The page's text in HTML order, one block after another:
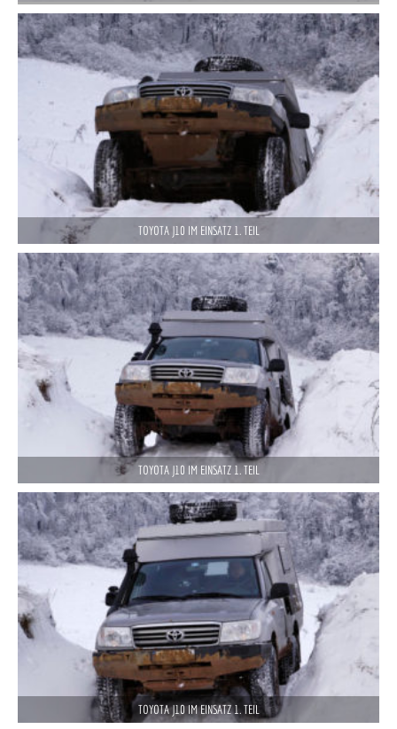
TOYOTA J10 IM EINSATZ 1. TEIL
TOYOTA J10 IM EINSATZ 1. TEIL
TOYOTA J10 IM EINSATZ 1. TEIL